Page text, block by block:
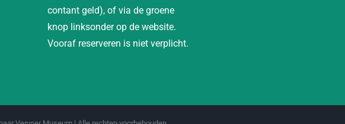
contant geld), of via de groene
knop linksonder op de website.
Vooraf reserveren is niet verplicht.